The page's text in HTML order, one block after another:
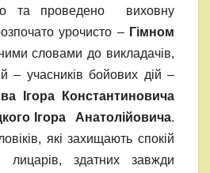
та проведено виховну
урочисто – Гімном
словами до викладачів,
– учасників бойових дій –
Ігора Константиновича
Ігора Анатолійовича.
які захищають спокій
лицарів, здатних завжди